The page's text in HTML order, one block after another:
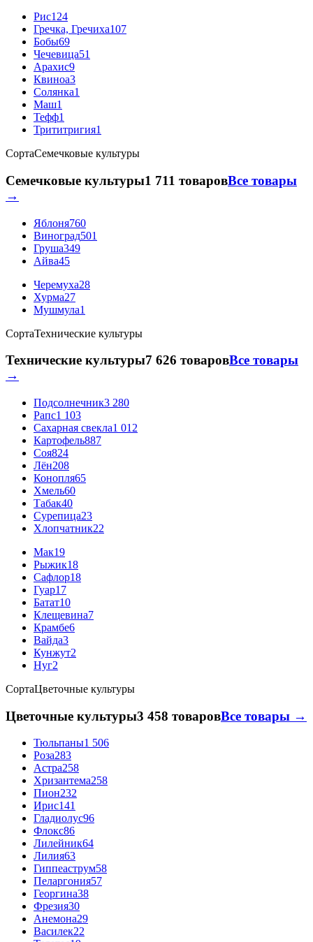
Рис124
Гречка, Гречиха107
Бобы69
Чечевица51
Арахис9
Квиноа3
Солянка1
Маш1
Тефф1
Трититригия1
СортаСемечковые культуры
Семечковые культуры1 711 товаровВсе товары
→
Яблоня760
Виноград501
Груша349
Айва45
Черемуха28
Хурма27
Мушмула1
СортаТехнические культуры
Технические культуры7 626 товаровВсе товары
→
Подсолнечник3 280
Рапс1 103
Сахарная свекла1 012
Картофель887
Соя824
Лён208
Конопля65
Хмель60
Табак40
Сурепица23
Хлопчатник22
Мак19
Рыжик18
Сафлор18
Гуар17
Батат10
Клещевина7
Крамбе6
Вайда3
Кунжут2
Нуг2
СортаЦветочные культуры
Цветочные культуры3 458 товаровВсе товары →
Тюльпаны1 506
Роза283
Астра258
Хризантема258
Пион232
Ирис141
Гладиолус96
Флокс86
Лилейник64
Лилия63
Гиппеаструм58
Пеларгония57
Георгина38
Фрезия30
Анемона29
Василек22